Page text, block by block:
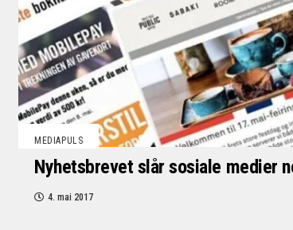
MEDIAPULS
Nyhetsbrevet slår sosiale medier
4. mai 2017